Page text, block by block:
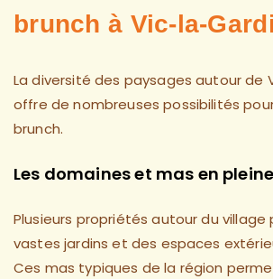
brunch à Vic-la-
La diversité des paysages autour de
offre de nombreuses possibilités
brunch.
Les domaines et mas en
Plusieurs propriétés autour du
vastes jardins et des espaces
Ces mas typiques de la région